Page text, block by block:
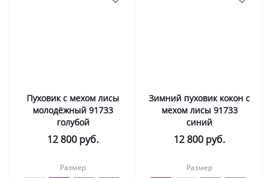
Пуховик с мехом лисы
молодёжный 91733
голубой
12 800 руб.
Размер
Зимний пуховик кокон с
мехом лисы 91733
синий
12 800 руб.
Размер